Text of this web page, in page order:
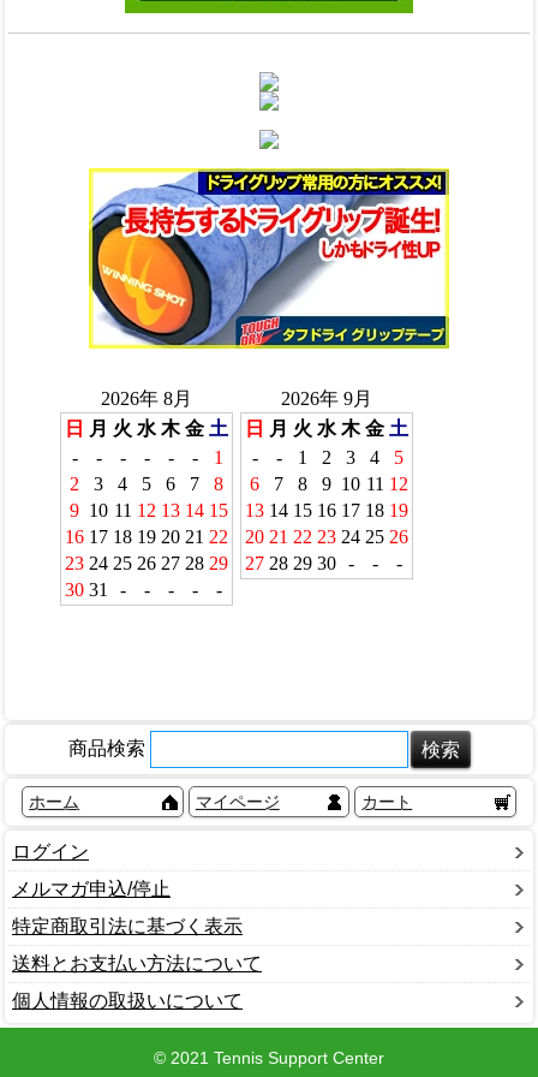
商品検索
ホーム マイページ カート
ログイン
メルマガ申込/停止
特定商取引法に基づく表示
送料とお支払い方法について
個人情報の取扱いについて
© 2021 Tennis Support Center